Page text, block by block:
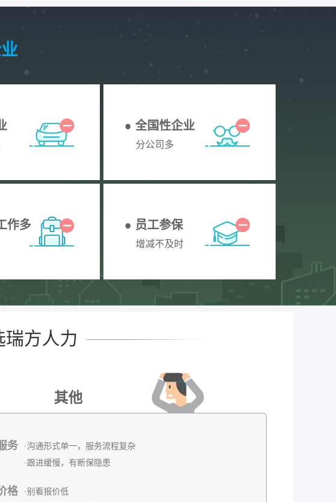
● 全国性企业
分公司多
作多 ● 员工参保
增减不及时
瑞方人力
其他
务
·沟通形式单一，服务流程复杂
·跟进缓慢，有断保隐患
格
·别看报价低